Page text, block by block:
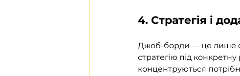
4. Стратегія і
Джоб-борди — це лише
стратегію під
концентруються